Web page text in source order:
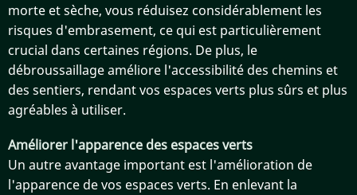
morte et sèche, vous réduisez considérablement les
risques d'embrasement, ce qui est particulièrement
crucial dans certaines régions. De plus, le
débroussaillage améliore l'accessibilité des chemins et
des sentiers, rendant vos espaces verts plus sûrs et plus
agréables à utiliser.
Améliorer l'apparence des espaces verts
Un autre avantage important est l'amélioration de
l'apparence de vos espaces verts. En enlevant la